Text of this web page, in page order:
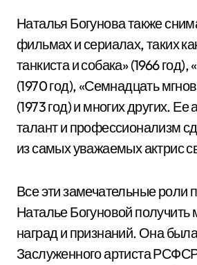
Наталья Богунова также
фильмах и сериалах, таких
танкиста и собака» (1966
(1970 год), «Семнадцать
(1973 год) и многих других. Ее
талант и профессионализм
из самых уважаемых актрис
Все эти замечательные роли
Наталье Богуновой получить
наград и признаний. Она
Заслуженного артиста